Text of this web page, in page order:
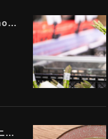
"食品の価格は下がらない" "飲食店は客が減る" 「食料品消費税1％」で私たちの食生活はどうなるのか（Yahoo!ニュース）8/8
ラーメン評論家が実食して厳選！ 「いま絶対に食べるべきラーメン」ベスト５！【2026年８月】（ Yahoo!ニュース）8/2